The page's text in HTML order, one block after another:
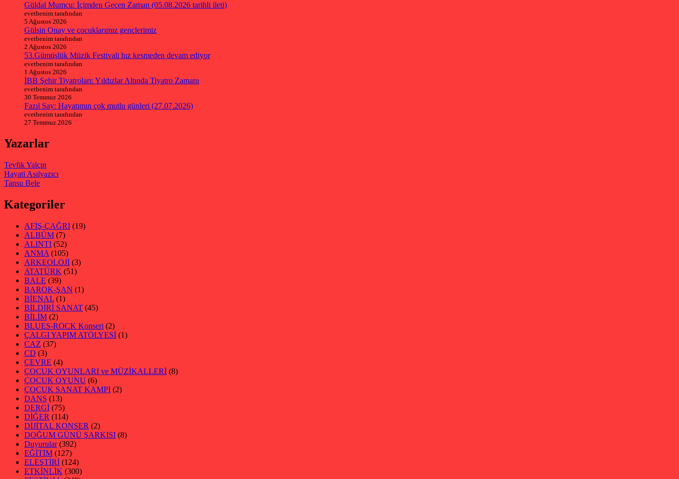
Güldal Mumcu: İçimden Geçen Zaman (05.08.2026 tarihli ileti)
evetbenim tarafından
5 Ağustos 2026
Gülsin Onay ve çocuklarımız gençlerimiz
evetbenim tarafından
2 Ağustos 2026
53.Gümüşlük Müzik Festivali hız kesmeden devam ediyor
evetbenim tarafından
1 Ağustos 2026
İBB Şehir Tiyatroları: Yıldızlar Altında Tiyatro Zamanı
evetbenim tarafından
30 Temmuz 2026
Fazıl Say: Hayatımın çok mutlu günleri (27.07.2026)
evetbenim tarafından
27 Temmuz 2026
Yazarlar
Tevfik Yalçın
Hayati Asılyazıcı
Tansu Bele
Kategoriler
AFİŞ-ÇAĞRI (19)
ALBÜM (7)
ALINTI (52)
ANMA (105)
ARKEOLOJİ (3)
ATATÜRK (51)
BALE (39)
BAROK-ŞAN (1)
BİENAL (1)
BİLDİRİ SANAT (45)
BİLİM (2)
BLUES-ROCK Konseri (2)
ÇALGI YAPIM ATÖLYESİ (1)
CAZ (37)
CD (3)
ÇEVRE (4)
ÇOCUK OYUNLARI ve MÜZİKALLERİ (8)
ÇOCUK OYUNU (6)
ÇOCUK SANAT KAMPI (2)
DANS (13)
DERGİ (75)
DİĞER (114)
DİJİTAL KONSER (2)
DOĞUM GÜNÜ ŞARKISI (8)
Duyurular(392)
EĞİTİM (127)
ELEŞTİRİ (124)
ETKİNLİK (300)